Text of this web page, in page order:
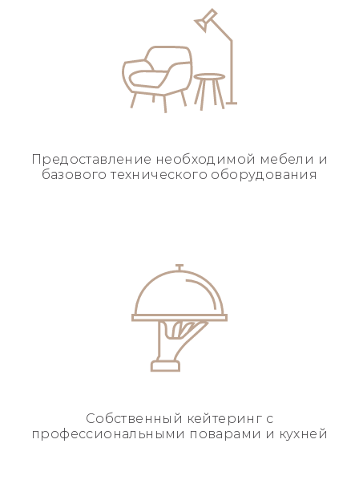
Предоставление необходимой мебели и
базовоготехнического оборудования
Собственный кейтеринг с
профессиональными поварами и кухней